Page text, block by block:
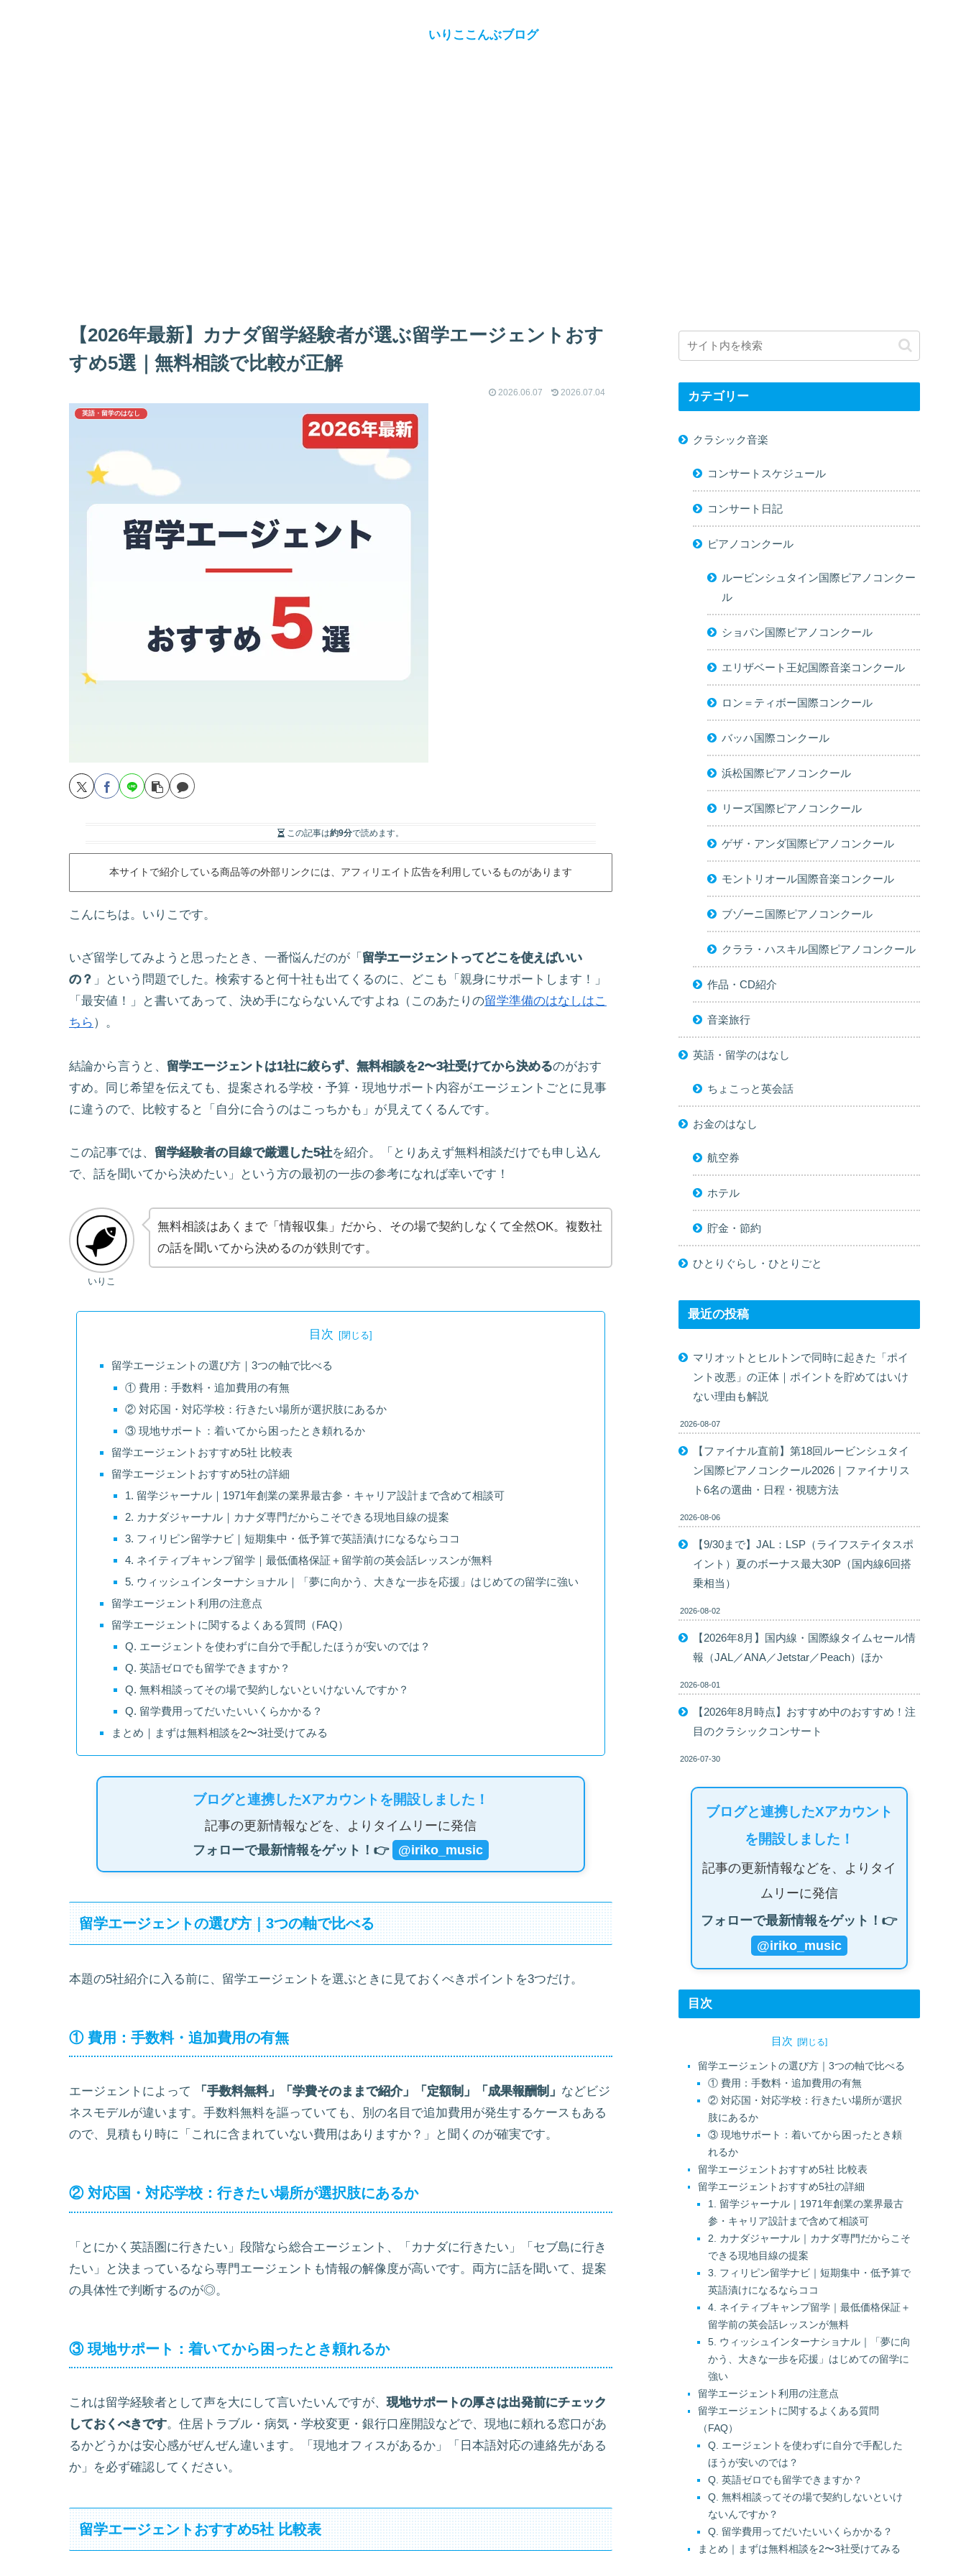
いりここんぶブログ
【2026年最新】カナダ留学経験者が選ぶ留学エージェントおす
すめ5選｜無料相談で比較が正解
2026.06.07 2026.07.04
英語・留学のはなし
この記事は約9分で読めます。
本サイトで紹介している商品等の外部リンクには、アフィリエイト広告を利用しているものがあります
こんにちは。いりこです。
いざ留学してみようと思ったとき、一番悩んだのが「 留学エージェントってどこを使えばいい
の？ 」という問題でした。検索すると何十社も出てくるのに、どこも「親身にサポートします！」
「最安値！」と書いてあって、決め手にならないんですよね（このあたりの留学準備のはなしはこ
ちら ）。
結論から言うと、 留学エージェントは1社に絞らず、無料相談を2〜3社受けてから決めるのがおす
すめ。同じ希望を伝えても、提案される学校・予算・現地サポート内容がエージェントごとに見事
に違うので、比較すると「自分に合うのはこっちかも」が見えてくるんです。
この記事では、 留学経験者の目線で厳選した5社を紹介。「とりあえず無料相談だけでも申し込ん
で、話を聞いてから決めたい」という方の最初の一歩の参考になれば幸いです！
いりこ
無料相談はあくまで「情報収集」だから、その場で契約しなくて全然OK。複数社
の話を聞いてから決めるのが鉄則です。
目次
留学エージェントの選び方｜3つの軸で比べる
① 費用：手数料・追加費用の有無
② 対応国・対応学校：行きたい場所が選択肢にあるか
③ 現地サポート：着いてから困ったとき頼れるか
留学エージェントおすすめ5社 比較表
留学エージェントおすすめ5社の詳細
1. 留学ジャーナル｜1971年創業の業界最古参・キャリア設計まで含めて相談可
2. カナダジャーナル｜カナダ専門だからこそできる現地目線の提案
3. フィリピン留学ナビ｜短期集中・低予算で英語漬けになるならココ
4. ネイティブキャンプ留学｜最低価格保証＋留学前の英会話レッスンが無料
5. ウィッシュインターナショナル｜「夢に向かう、大きな一歩を応援」はじめての留学に強い
留学エージェント利用の注意点
留学エージェントに関するよくある質問（FAQ）
Q. エージェントを使わずに自分で手配したほうが安いのでは？
Q. 英語ゼロでも留学できますか？
Q. 無料相談ってその場で契約しないといけないんですか？
Q. 留学費用ってだいたいいくらかかる？
まとめ｜まずは無料相談を2〜3社受けてみる
ブログと連携したXアカウントを開設しました！
記事の更新情報などを、よりタイムリーに発信
フォローで最新情報をゲット！👉
@iriko_music
留学エージェントの選び方｜3つの軸で比べる
本題の5社紹介に入る前に、留学エージェントを選ぶときに見ておくべきポイントを3つだけ。
① 費用：手数料・追加費用の有無
エージェントによって 「手数料無料」「学費そのままで紹介」「定額制」「成果報酬制」 などビジ
ネスモデルが違います。手数料無料を謳っていても、別の名目で追加費用が発生するケースもある
ので、見積もり時に「これに含まれていない費用はありますか？」と聞くのが確実です。
② 対応国・対応学校：行きたい場所が選択肢にあるか
「とにかく英語圏に行きたい」段階なら総合エージェント、「カナダに行きたい」「セブ島に行き
たい」と決まっているなら専門エージェントも情報の解像度が高いです。両方に話を聞いて、提案
の具体性で判断するのが◎。
③ 現地サポート：着いてから困ったとき頼れるか
これは留学経験者として声を大にして言いたいんですが、現地サポートの厚さは出発前にチェック
しておくべきです。住居トラブル・病気・学校変更・銀行口座開設などで、現地に頼れる窓口があ
るかどうかは安心感がぜんぜん違います。「現地オフィスがあるか」「日本語対応の連絡先がある
か」を必ず確認してください。
留学エージェントおすすめ5社 比較表
カテゴリー
クラシック音楽
コンサートスケジュール
コンサート日記
ピアノコンクール
ルービンシュタイン国際ピアノコンクー
ル
ショパン国際ピアノコンクール
エリザベート王妃国際音楽コンクール
ロン＝ティボー国際コンクール
バッハ国際コンクール
浜松国際ピアノコンクール
リーズ国際ピアノコンクール
ゲザ・アンダ国際ピアノコンクール
モントリオール国際音楽コンクール
ブゾーニ国際ピアノコンクール
クララ・ハスキル国際ピアノコンクール
作品・CD紹介
音楽旅行
英語・留学のはなし
ちょこっと英会話
お金のはなし
航空券
ホテル
貯金・節約
ひとりぐらし・ひとりごと
最近の投稿
マリオットとヒルトンで同時に起きた「ポイ
ント改悪」の正体｜ポイントを貯めてはいけ
ない理由も解説
2026-08-07
【ファイナル直前】第18回ルービンシュタイ
ン国際ピアノコンクール2026｜ファイナリス
ト6名の選曲・日程・視聴方法
2026-08-06
【9/30まで】JAL：LSP（ライフステイタスポ
イント）夏のボーナス最大30P（国内線6回搭
乗相当）
2026-08-02
【2026年8月】国内線・国際線タイムセール情
報（JAL／ANA／Jetstar／Peach）ほか
2026-08-01
【2026年8月時点】おすすめ中のおすすめ！注
目のクラシックコンサート
2026-07-30
ブログと連携したXアカウント
を開設しました！
記事の更新情報などを、よりタイ
ムリーに発信
フォローで最新情報をゲット！👉
@iriko_music
目次
目次
留学エージェントの選び方｜3つの軸で比べる
① 費用：手数料・追加費用の有無
② 対応国・対応学校：行きたい場所が選択
肢にあるか
③ 現地サポート：着いてから困ったとき頼
れるか
留学エージェントおすすめ5社 比較表
留学エージェントおすすめ5社の詳細
1. 留学ジャーナル｜1971年創業の業界最古
参・キャリア設計まで含めて相談可
2. カナダジャーナル｜カナダ専門だからこそ
できる現地目線の提案
3. フィリピン留学ナビ｜短期集中・低予算で
英語漬けになるならココ
4. ネイティブキャンプ留学｜最低価格保証＋
留学前の英会話レッスンが無料
5. ウィッシュインターナショナル｜「夢に向
かう、大きな一歩を応援」はじめての留学に
強い
留学エージェント利用の注意点
留学エージェントに関するよくある質問
（FAQ）
Q. エージェントを使わずに自分で手配した
ほうが安いのでは？
Q. 英語ゼロでも留学できますか？
Q. 無料相談ってその場で契約しないといけ
ないんですか？
Q. 留学費用ってだいたいいくらかかる？
まとめ｜まずは無料相談を2〜3社受けてみる